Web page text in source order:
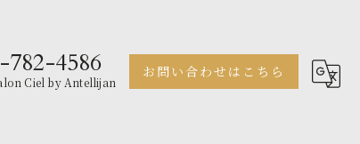
782-4586
Ciel by Antellijan
お問い合わせはこちら